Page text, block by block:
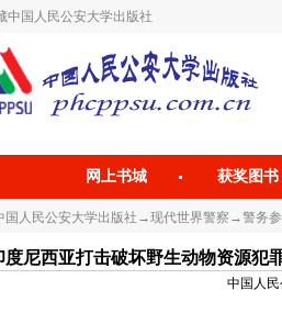
中国人民公安大学出版社
网上书城 获奖图书
国人民公安大学出版社 →现代世界警察 →警务
度尼西亚打击破坏野生动物资源犯
中国人民